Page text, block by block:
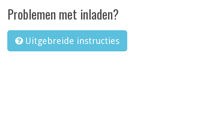
Problemen met inladen?
Uitgebreide instructies